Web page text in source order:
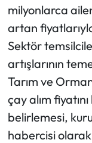
milyonlarca
artan
Sektör
artışlarının
Tarım ve
çay alım
belirlemesi,
habercisi